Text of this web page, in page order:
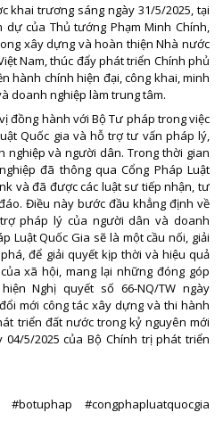
khai trương sáng ngày 31/5/2025, tại
của Thủ tướng Phạm Minh Chính,
xây dựng và hoàn thiện Nhà nước
Nam, thúc đẩy phát triển Chính phủ
hành chính hiện đại, công khai, minh
doanh nghiệp làm trung tâm.
đồng hành với Bộ Tư pháp trong việc
Quốc gia và hỗ trợ tư vấn pháp lý,
nghiệp và người dân. Trong thời gian
đã thông qua Cổng Pháp Luật
và đã được các luật sư tiếp nhận, tư
Điều này bước đầu khẳng định về
pháp lý của người dân và doanh
Luật Quốc Gia sẽ là một cầu nối, giải
để giải quyết kịp thời và hiệu quả
xã hội, mang lại những đóng góp
Nghị quyết số 66-NQ/TW ngày
mới công tác xây dựng và thi hành
triển đất nước trong kỷ nguyên mới
04/5/2025 của Bộ Chính trị phát triển
#botuphap #congphapluatquocgia